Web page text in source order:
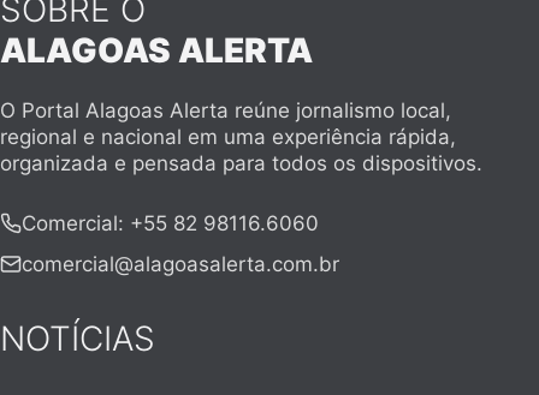
SOBRE O
ALAGOAS ALERTA
O Portal Alagoas Alerta reúne jornalismo local,
regional e nacional em uma experiência rápida,
organizada e pensada para todos os dispositivos.
Comercial: +55 82 98116.6060
comercial@alagoasalerta.com.br
NOTÍCIAS